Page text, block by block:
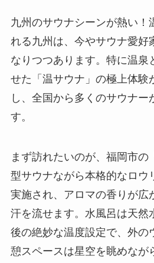
九州のサウナシーンが熱い！
れる九州は、今やサウナ愛好
なりつつあります。特に温泉
せた「温サウナ」の極上体験
し、全国から多くのサウナー
す。
まず訪れたいのが、福岡市の
型サウナながら本格的なロウ
実施され、アロマの香りが広
汗を流せます。水風呂は天
後の絶妙な温度設定で、外の
憩スペースは星空を眺めなが